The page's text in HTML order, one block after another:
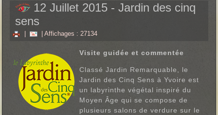
12 Juillet 2015 - Jardin des cinq
sens
| Affichages : 27134
Visite guidée et commentée
Classé Jardin Remarquable, le
Jardin des Cinq Sens à Yvoire est
un labyrinthe végétal inspiré du
Moyen Âge qui se compose de
plusieurs salons de verdure sur le